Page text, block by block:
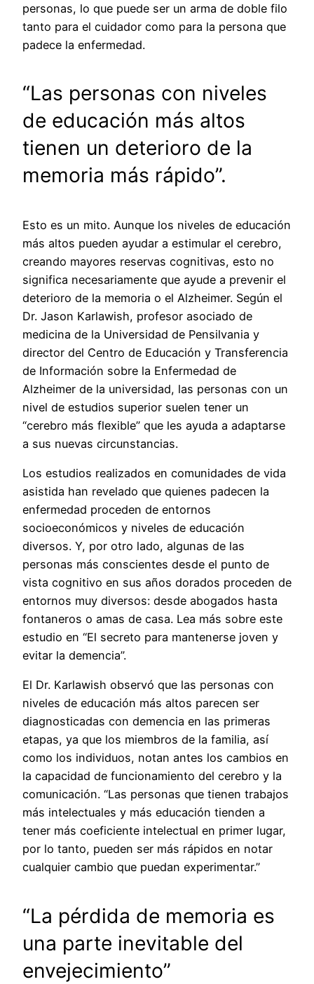
personas, lo que puede ser un arma de doble filo
tanto para el cuidador como para la persona que
padece la enfermedad.
“Las personas con niveles
de educación más altos
tienen un deterioro de la
memoria más rápido”.
Esto es un mito. Aunque los niveles de educación
más altos pueden ayudar a estimular el cerebro,
creando mayores reservas cognitivas, esto no
significa necesariamente que ayude a prevenir el
deterioro de la memoria o el Alzheimer. Según el
Dr. Jason Karlawish, profesor asociado de
medicina de la Universidad de Pensilvania y
director del Centro de Educación y Transferencia
de Información sobre la Enfermedad de
Alzheimer de la universidad, las personas con un
nivel de estudios superior suelen tener un
“cerebro más flexible” que les ayuda a adaptarse
a sus nuevas circunstancias.
Los estudios realizados en comunidades de vida
asistida han revelado que quienes padecen la
enfermedad proceden de entornos
socioeconómicos y niveles de educación
diversos. Y, por otro lado, algunas de las
personas más conscientes desde el punto de
vista cognitivo en sus años dorados proceden de
entornos muy diversos: desde abogados hasta
fontaneros o amas de casa. Lea más sobre este
estudio en “El secreto para mantenerse joven y
evitar la demencia”.
El Dr. Karlawish observó que las personas con
niveles de educación más altos parecen ser
diagnosticadas con demencia en las primeras
etapas, ya que los miembros de la familia, así
como los individuos, notan antes los cambios en
la capacidad de funcionamiento del cerebro y la
comunicación. “Las personas que tienen trabajos
más intelectuales y más educación tienden a
tener más coeficiente intelectual en primer lugar,
por lo tanto, pueden ser más rápidos en notar
cualquier cambio que puedan experimentar.”
“La pérdida de memoria es
una parte inevitable del
envejecimiento”